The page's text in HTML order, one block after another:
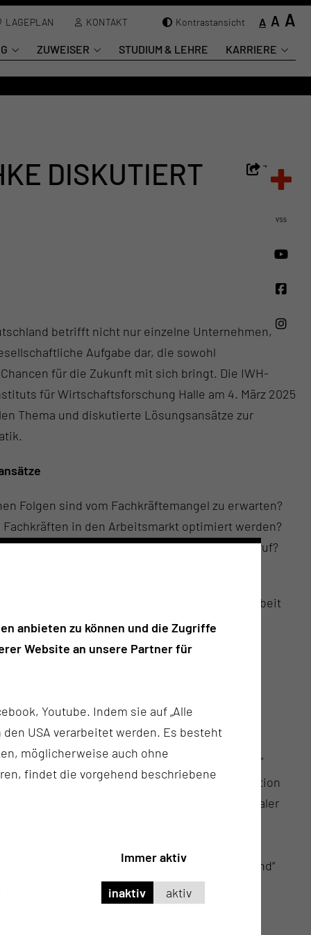
LAGEPLAN KONTAKT Kontrastansicht A A A
ZUWEISER STUDIUM & LEHRE KARRIERE
DISKUTIERT
Teilen
betrifft nicht nur einzelne Unternehmen,
Aufgabe dar, die sowohl
für die Zukunft mit sich bringt. Die IWH-
für Wirtschaftsforschung Halle am 4. März 2025
Thema und diskutierte Lösungsansätze zur
Folgen sind vom Fachkräftemangel zu erwarten?
in den Arbeitsmarkt optimiert werden?
verbesserte Vereinbarkeit von Familie und Beruf?
Leonie Gebers (Bundesministerium für Arbeit
Titel: „Die Fachkräftestrategie der
viel zu tun.“ Anschließend präsentierten
des IWH sowie anderer
(Institut Arbeit und Qualifikation der Universität
Institut für Interdisziplinäre
als Fachkräftepotenzial auf dem Arbeitsmarkt“
(Sachverständigenrat für Integration und Migration
Ankommen, Dazugehören: zur Bedeutung lokaler
regionales Wirtschaftswachstum in Deutschland“
(IWH und Martin-Luther-Universität Halle-
Zwischen Wunsch und Wirklichkeit“
anbieten zu können und die Zugriffe
Website an unsere Partner für
Youtube. Indem sie auf „Alle
den USA verarbeitet werden. Es besteht
möglicherweise auch ohne
findet die vorgehend beschriebene
Immer aktiv
inaktiv aktiv